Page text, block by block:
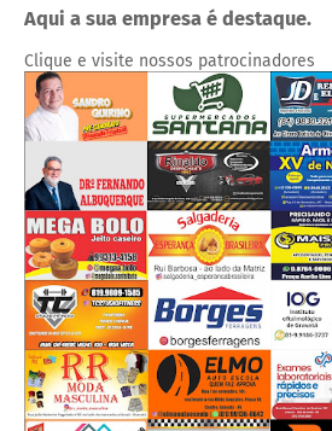
Aqui a sua empresa é destaque.
Clique e visite nossos patrocinadores